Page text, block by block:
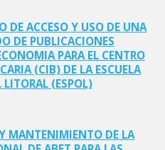
DE ACCESO Y USO DE UNA
DE PUBLICACIONES
PARA EL CENTRO
(CIB) DE LA ESCUELA
LITORAL (ESPOL)
MANTENIMIENTO DE LA